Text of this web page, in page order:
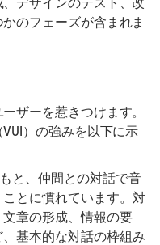
のフェーズが含まれま
ザーを惹きつけます。
）の強みを以下に示
と、仲間との対話で音
とに慣れています。対
章の形成、情報の要
基本的な対話の枠組み